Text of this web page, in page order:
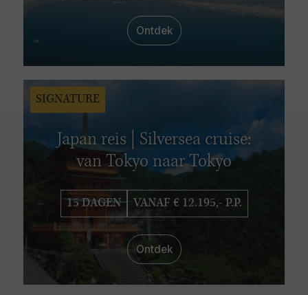
Ontdek
Japan reis | Silversea cruise:
van Tokyo naar Tokyo
15 DAGEN VANAF € 12.195,- P.P.
Ontdek
SIGNATURE